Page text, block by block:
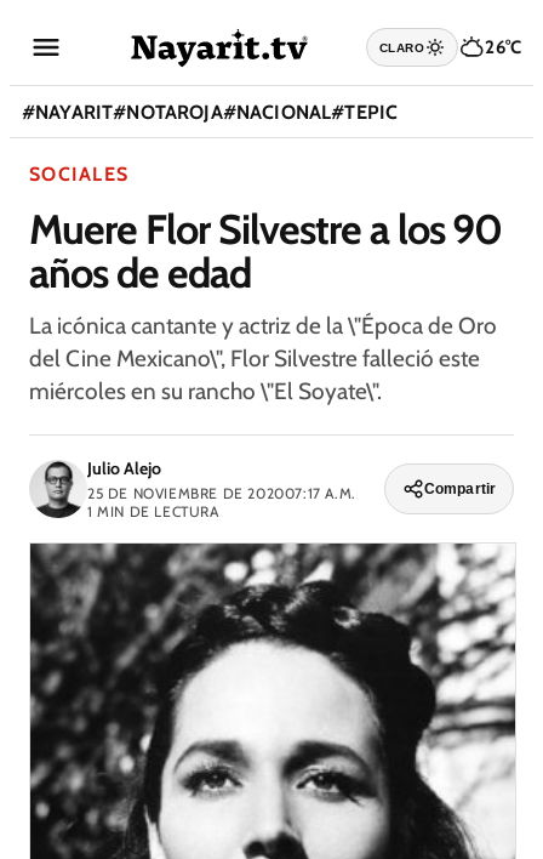
CLARO 26°C
#NAYARIT#NOTAROJA#NACIONAL#TEPIC
SOCIALES
Muere Flor Silvestre a los 90
años de edad
La icónica cantante y actriz de la \"Época de Oro
del Cine Mexicano\", Flor Silvestre falleció este
miércoles en su rancho \"El Soyate\".
Julio Alejo
25 DE NOVIEMBRE DE 202007:17 A.M.
1 MIN DE LECTURA
Compartir